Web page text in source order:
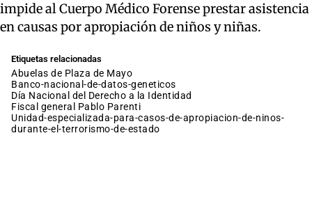
impide al Cuerpo Médico Forense prestar asistencia
en causas por apropiación de niños y niñas.
Etiquetas relacionadas
Abuelas de Plaza de Mayo
banco-nacional-de-datos-geneticos
Día Nacional del Derecho a la Identidad
fiscal general Pablo Parenti
unidad-especializada-para-casos-de-apropiacion-de-ninos-
durante-el-terrorismo-de-estado